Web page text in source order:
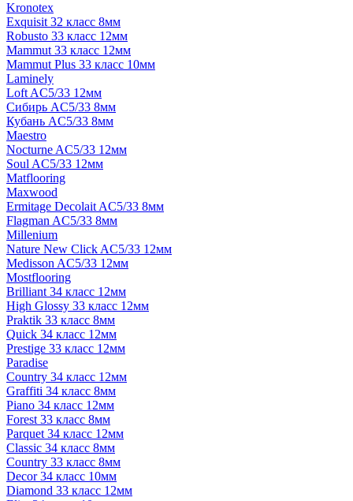
Kronotex
Exquisit 32 класс 8мм
Robusto 33 класс 12мм
Mammut 33 класс 12мм
Mammut Plus 33 класс 10мм
Laminely
Loft AC5/33 12мм
Сибирь AC5/33 8мм
Кубань AC5/33 8мм
Maestro
Nocturne AC5/33 12мм
Soul AC5/33 12мм
Matflooring
Maxwood
Ermitage Decolait AC5/33 8мм
Flagman AC5/33 8мм
Millenium
Nature New Click AC5/33 12мм
Medisson AC5/33 12мм
Mostflooring
Brilliant 34 класс 12мм
High Glossy 33 класс 12мм
Praktik 33 класс 8мм
Quick 34 класс 12мм
Prestige 33 класс 12мм
Paradise
Country 34 класс 12мм
Graffiti 34 класс 8мм
Piano 34 класс 12мм
Forest 33 класс 8мм
Parquet 34 класс 12мм
Classic 34 класс 8мм
Country 33 класс 8мм
Decor 34 класс 10мм
Diamond 33 класс 12мм